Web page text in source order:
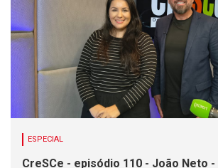
ESPECIAL
CreSCe - episódio 110 - João Neto -